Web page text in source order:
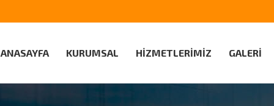
ANASAYFA KURUMSAL HİZMETLERİMİZ GALERİ